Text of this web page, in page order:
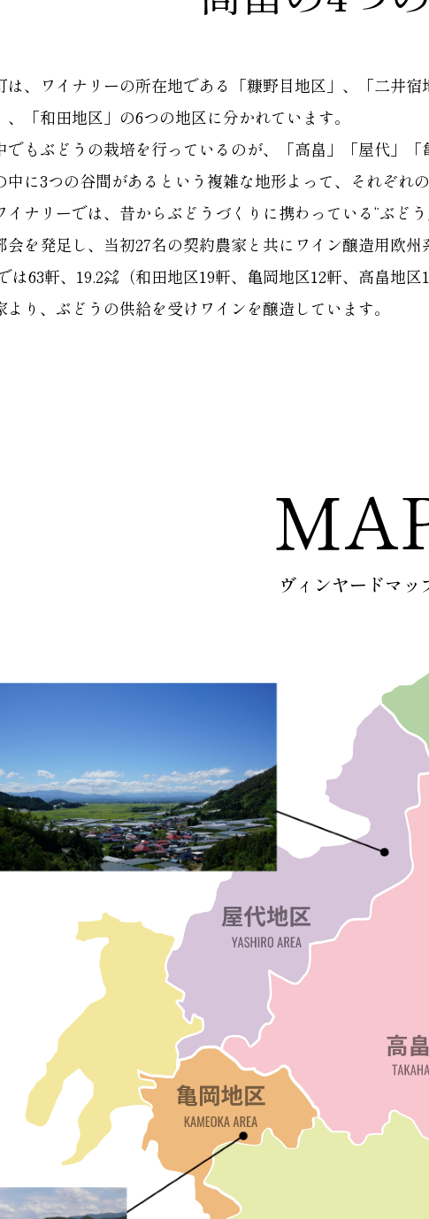
は、ワイナリーの所在地である「糠野目地区」、「二井
、「和田地区」の6つの地区に分かれています。
でもぶどうの栽培を行っているのが、「高畠」「屋代」「
中に3つの谷間があるという複雑な地形よって、それぞれ
イナリーでは、昔からぶどうづくりに携わっている“ぶど
会を発足し、当初27名の契約農家と共にワイン醸造用欧州
は63軒、19.2㌶（和田地区19軒、亀岡地区12軒、高畠地
より、ぶどうの供給を受けワインを醸造しています。
ヴィンヤードマッ